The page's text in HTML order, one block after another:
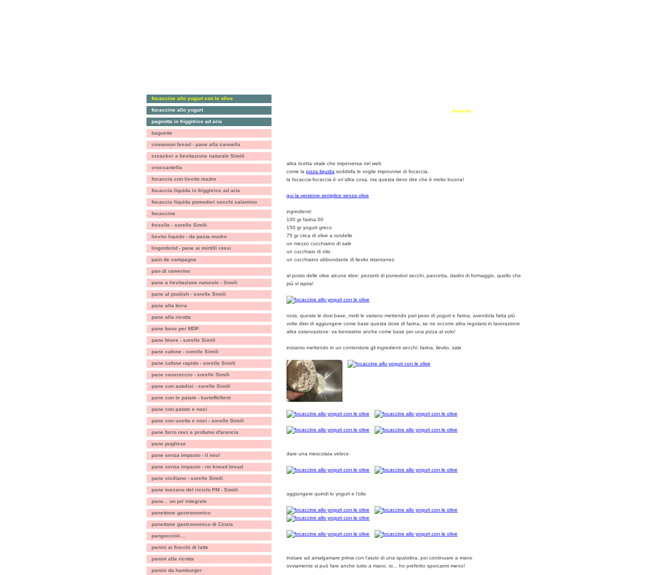
forneria
focaccine allo yogurt con le olive
focaccine allo yogurt
pagnotta in friggitrice ad aria
baguette
cinnamon bread - pane alla cannella
creacker a lievitazione naturale Simili
croccantella
focaccia con lievito madre
focaccia liquida in friggitrice ad aria
focaccia liquida pomodori secchi salamino
focaccine
freselle - sorelle Simili
lievito liquido - da pasta madre
lingonbröd - pane ai mirtilli rossi
pain de campagne
pan di ramerino
pane a lievitazione naturale - Simili
pane al poolish - sorelle Simili
pane alla birra
pane alla ricotta
pane base per MDP
pane biove - sorelle Simili
pane cafone - sorelle Simili
pane cafone rapido - sorelle Simili
pane casereccio - sorelle Simili
pane con autolisi - sorelle Simili
pane con le patate - kartoffelbrot
pane con patate e noci
pane con uvetta e noci - sorelle Simili
pane farro noci e profumo d'arancia
pane pugliese
pane senza impasto - il mio!
pane senza impasto - no knead bread
pane siciliano - sorelle Simili
pane toscano del riciclo PM - Simili
pane... un po' integrale
panettone gastronomico
panettone gastronomico di Cinzia
pangoccioli....
panini ai fiocchi di latte
panini alla ricotta
panini da hamburger
altra ricetta virale che imperversa nel web
come la pizza liquida soddisfa le voglie improvvise di focaccia.
la focaccia-focaccia è un'altra cosa, ma questa devo dire che è molto buona!
qui la versione semplice senza olive
ingredienti:
100 gr farina 00
150 gr yogurt greco
75 gr circa di olive a rondelle
un mezzo cucchiaino di sale
un cucchiaio di olio
un cucchiaino abbondante di lievito istantaneo
al posto delle olive alcune idee: pezzetti di pomodori secchi, pancetta, dadini di formaggio, quello che
più vi ispira!
nota: queste le dosi base, molti le variano mettendo pari peso di yogurt e farina. avendola fatta più
volte direi di aggiungere come base questa dose di farina, se ne occorre altra regolarsi in lavorazione
altra osservazione: va benissimo anche come base per una pizza al volo!
iniziamo mettendo in un contenitore gli ingredienti secchi: farina, lievito, sale
dare una mescolata veloce
aggiungere quindi lo yogurt e l'olio
iniziare ad amalgamare prima con l'aiuto di una spatolina, poi continuare a mano
ovviamente si può fare anche tutto a mano, io... ho preferito sporcarmi meno!